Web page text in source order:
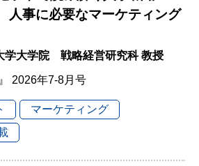
事に必要なマーケティング
大学院 戦略経営研究科 教授
2026年7-8月号
マーケティング